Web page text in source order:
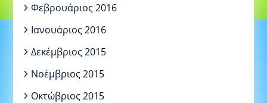
Φεβρουάριος 2016
Ιανουάριος 2016
Δεκέμβριος 2015
Νοέμβριος 2015
Οκτώβριος 2015